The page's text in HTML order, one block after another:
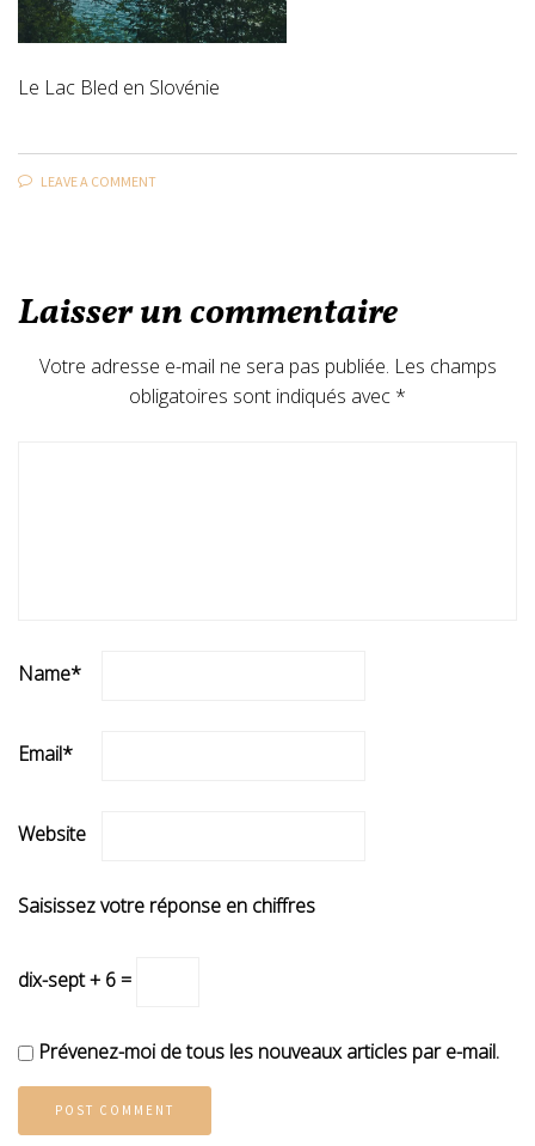
Le Lac Bled en Slovénie
LEAVE A COMMENT
Laisser un commentaire
Votre adresse e-mail ne sera pas publiée. Les champs
obligatoires sont indiqués avec *
Name*
Email*
Website
Saisissez votre réponse en chiffres
dix-sept + 6 =
Prévenez-moi de tous les nouveaux articles par e-mail.